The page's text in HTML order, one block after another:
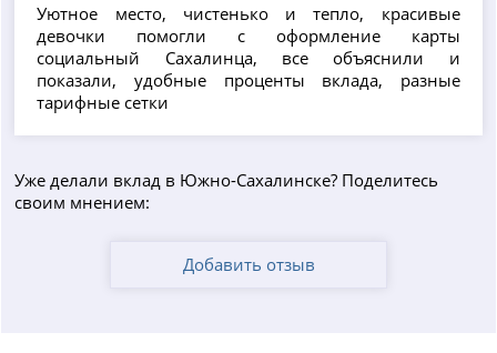
Уютное место, чистенько и тепло, красивые
девочки помогли с оформление карты
социальный Сахалинца, все объяснили и
показали, удобные проценты вклада, разные
тарифные сетки
Уже делали вклад в Южно-Сахалинске? Поделитесь
своим мнением:
Добавить отзыв